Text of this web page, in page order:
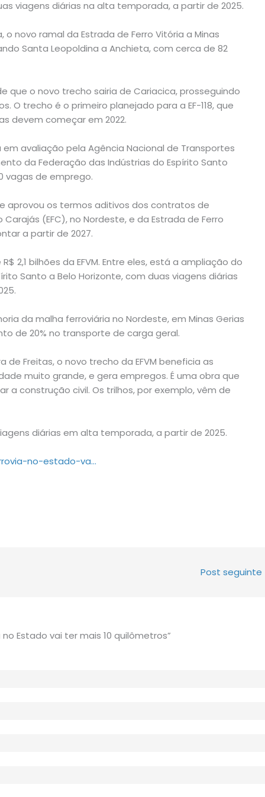
viagens diárias na alta temporada, a partir de 2025.
novo ramal da Estrada de Ferro Vitória a Minas
Santa Leopoldina a Anchieta, com cerca de 82
que o novo trecho sairia de Cariacica, prosseguindo
O trecho é o primeiro planejado para a EF-118, que
devem começar em 2022.
avaliação pela Agência Nacional de Transportes
da Federação das Indústrias do Espírito Santo
vagas de emprego.
aprovou os termos aditivos dos contratos de
(EFC), no Nordeste, e da Estrada de Ferro
a partir de 2027.
2,1 bilhões da EFVM. Entre eles, está a ampliação do
Santo a Belo Horizonte, com duas viagens diárias
da malha ferroviária no Nordeste, em Minas Gerias
de 20% no transporte de carga geral.
de Freitas, o novo trecho da EFVM beneficia as
muito grande, e gera empregos. É uma obra que
a construção civil. Os trilhos, por exemplo, vêm de
diárias em alta temporada, a partir de 2025.
no-estado-va…
Post seguinte
Estado vai ter mais 10 quilômetros”